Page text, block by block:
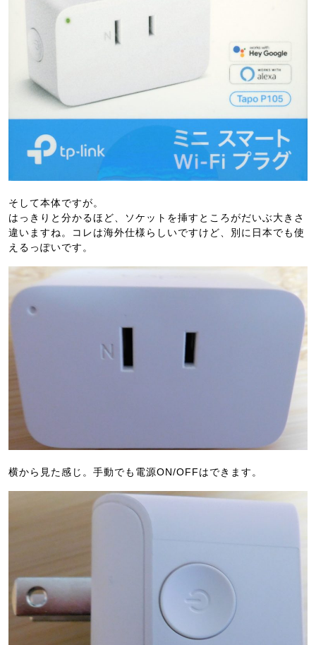
そして本体ですが。
はっきりと分かるほど、ソケットを挿すところがだいぶ大きさ
違いますね。コレは海外仕様らしいですけど、別に日本でも使
えるっぽいです。
横から見た感じ。手動でも電源ON/OFFはできます。